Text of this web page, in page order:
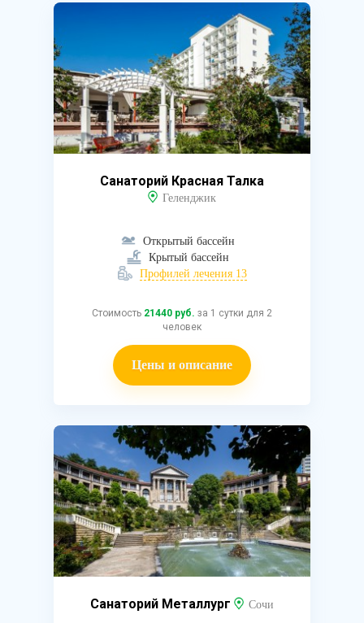
Санаторий Красная Талка
Геленджик
Открытый бассейн
Крытый бассейн
Профилей лечения 13
Стоимость 21440 руб. за 1 сутки для 2
человек
Цены и описание
Санаторий Металлург Сочи